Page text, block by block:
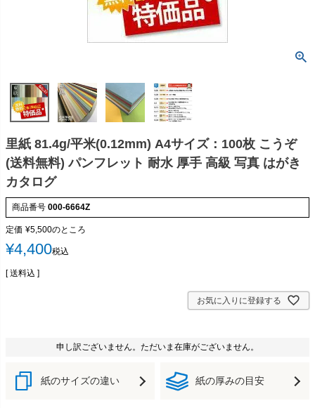
里紙 81.4g/平米(0.12mm) A4サイズ：100枚 こうぞ
(送料無料) パンフレット 耐水 厚手 高級 写真 はがき
カタログ
商品番号 000-6664Z
定価 ¥5,500のところ
¥4,400税込
送料込
お気に入りに登録する
申し訳ございません。ただいま在庫がございません。
紙のサイズの違い 紙の厚みの目安